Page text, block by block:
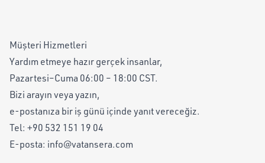
Müşteri Hizmetleri
Yardım etmeye hazır gerçek insanlar,
Pazartesi–Cuma 06:00 – 18:00 CST.
Bizi arayın veya yazın,
e-postanıza bir iş günü içinde yanıt vereceğiz.
Tel: +90 532 151 19 04
E-posta: info@vatansera.com